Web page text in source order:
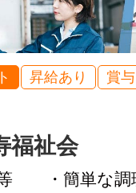
昇給あり
賞
福祉会
等 ・簡単な